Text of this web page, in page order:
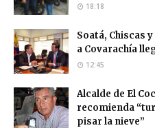
18:18
Soatá, Chiscas
a Covarachía
12:45
Alcalde de El
recomienda
pisar la nieve”